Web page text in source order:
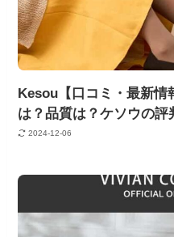
Kesou【口コミ・最新情
は？品質は？ケソウの
2024-12-06